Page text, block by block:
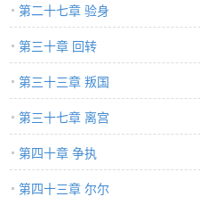
第二十七章 验身
第三十章 回转
第三十三章 叛国
第三十七章 离宫
第四十章 争执
第四十三章 尔尔